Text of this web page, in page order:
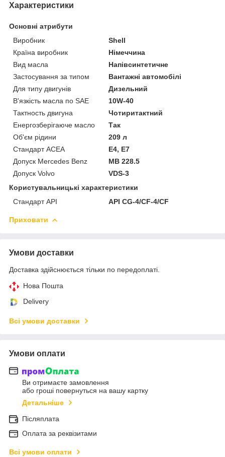
Характеристики
Основні атрибути
Виробник
Shell
Країна виробник
Німеччина
Вид масла
Напівсинтетичне
Застосування за типом
Вантажні автомобілі
Для типу двигунів
Дизельний
В'язкість масла по SAE
10W-40
Тактность двигуна
Чотиритактний
Енергозберігаюче масло
Так
Об'єм рідини
209 л
Стандарт ACEA
E4, E7
Допуск Mercedes Benz
MB 228.5
Допуск Volvo
VDS-3
Користувальницькі характеристики
Стандарт API
API CG-4/CF-4/CF
Приховати
Умови доставки
Доставка здійснюється тільки по передоплаті.
Нова Пошта
Delivery
Всі умови доставки
Умови оплати
Ви отримаєте замовлення
або гроші повернуться на вашу картку
Детальніше
Післяплата
Оплата за реквізитами
Всі умови оплати